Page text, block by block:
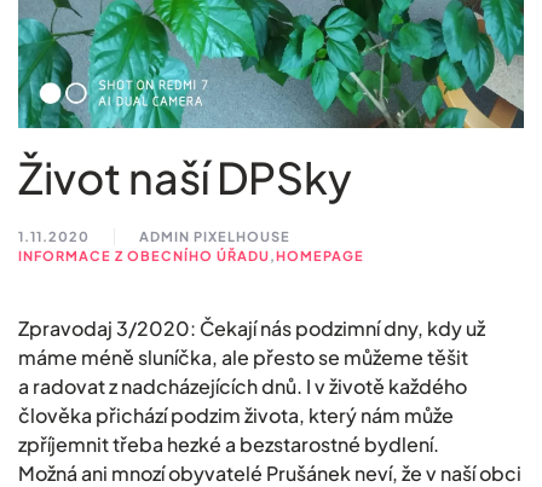
Život naší DPSky
1.11.2020
ADMIN PIXELHOUSE
INFORMACE Z OBECNÍHO ÚŘADU,HOMEPAGE
Zpravodaj 3/2020: Čekají nás podzimní dny, kdy už
máme méně sluníčka, ale přesto se můžeme těšit
a radovat z nadcházejících dnů. I v životě každého
člověka přichází podzim života, který nám může
zpříjemnit třeba hezké a bezstarostné bydlení.
Možná ani mnozí obyvatelé Prušánek neví, že v naší obci